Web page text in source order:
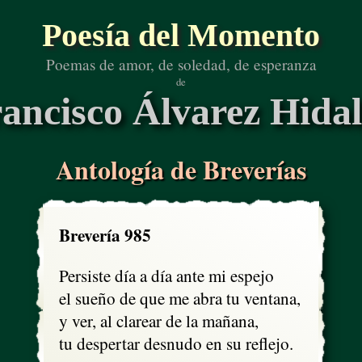
Poesía del Momento
Poemas de amor, de soledad, de esperanza
de
Álvarez
Antología de Breverías
Brevería 985
Persiste día a día ante mi espejo
el sueño de que me abra tu ventana,
y ver, al clarear de la mañana,
tu despertar desnudo en su reflejo.